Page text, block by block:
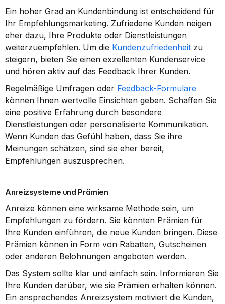
Ein hoher Grad an Kundenbindung ist entscheidend für
Ihr Empfehlungsmarketing. Zufriedene Kunden neigen
eher dazu, Ihre Produkte oder Dienstleistungen
weiterzuempfehlen. Um die Kundenzufriedenheit zu
steigern, bieten Sie einen exzellenten Kundenservice
und hören aktiv auf das Feedback Ihrer Kunden.
Regelmäßige Umfragen oder Feedback-Formulare
können Ihnen wertvolle Einsichten geben. Schaffen Sie
eine positive Erfahrung durch besondere
Dienstleistungen oder personalisierte Kommunikation.
Wenn Kunden das Gefühl haben, dass Sie ihre
Meinungen schätzen, sind sie eher bereit,
Empfehlungen auszusprechen.
Anreizsysteme und Prämien
Anreize können eine wirksame Methode sein, um
Empfehlungen zu fördern. Sie könnten Prämien für
Ihre Kunden einführen, die neue Kunden bringen. Diese
Prämien können in Form von Rabatten, Gutscheinen
oder anderen Belohnungen angeboten werden.
Das System sollte klar und einfach sein. Informieren Sie
Ihre Kunden darüber, wie sie Prämien erhalten können.
Ein ansprechendes Anreizsystem motiviert die Kunden,